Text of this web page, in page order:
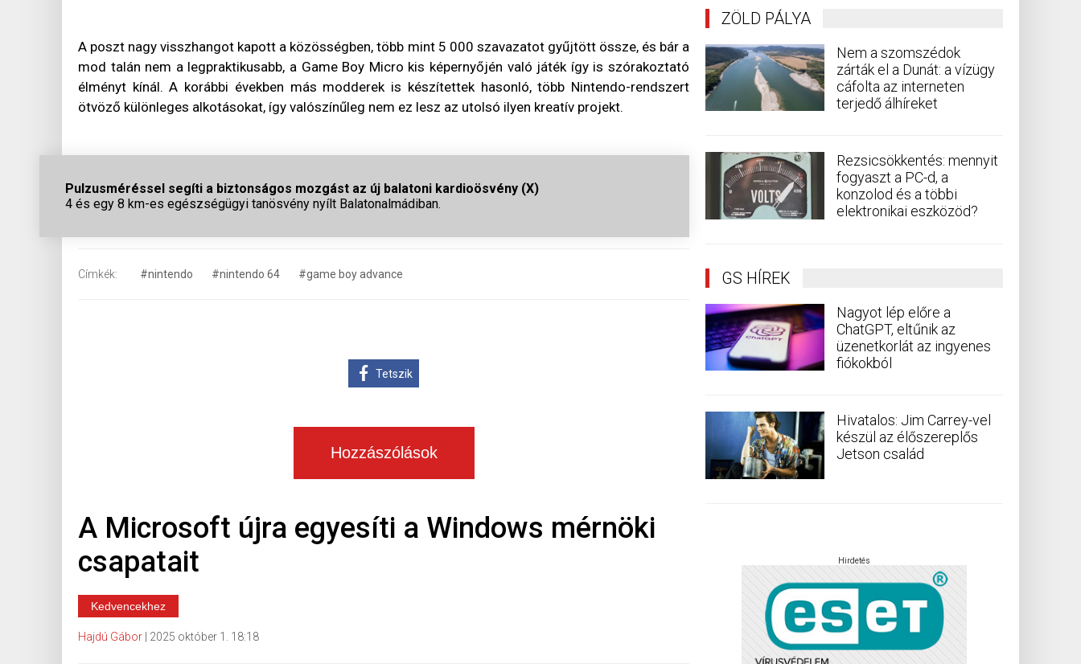
A poszt nagy visszhangot kapott a közösségben, több mint 5 000 szavazatot gyűjtött össze, és bár a
mod talán nem a legpraktikusabb, a Game Boy Micro kis képernyőjén való játék így is szórakoztató
élményt kínál. A korábbi években más modderek is készítettek hasonló, több Nintendo-rendszert
ötvöző különleges alkotásokat, így valószínűleg nem ez lesz az utolsó ilyen kreatív projekt.
Pulzusméréssel segíti a biztonságos mozgást az új balatoni kardioösvény (X)
4 és egy 8 km-es egészségügyi tanösvény nyílt Balatonalmádiban.
Címkék: #nintendo #nintendo 64 #game boy advance
Tetszik
Hozzászólások
A Microsoft újra egyesíti a Windows mérnöki
csapatait
Kedvencekhez
Hajdú Gábor 2025 október 1. 18:18
ZÖLD PÁLYA
Nem a szomszédok
zárták el a Dunát: a vízügy
cáfolta az interneten
terjedő álhíreket
Rezsicsökkentés: mennyit
fogyaszt a PC-d, a
konzolod és a többi
elektronikai eszközöd?
GS HÍREK
Nagyot lép előre a
ChatGPT, eltűnik az
üzenetkorlát az ingyenes
fiókokból
Hivatalos: Jim Carrey-vel
készül az élőszereplős
Jetson család
Hirdetés